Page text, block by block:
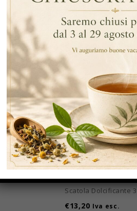
Scatola Dolcificante 310 Buste –
€ 158,40 €139,40 Iva esc.
Scatola Dolcificante
€13,20 Iva esc.